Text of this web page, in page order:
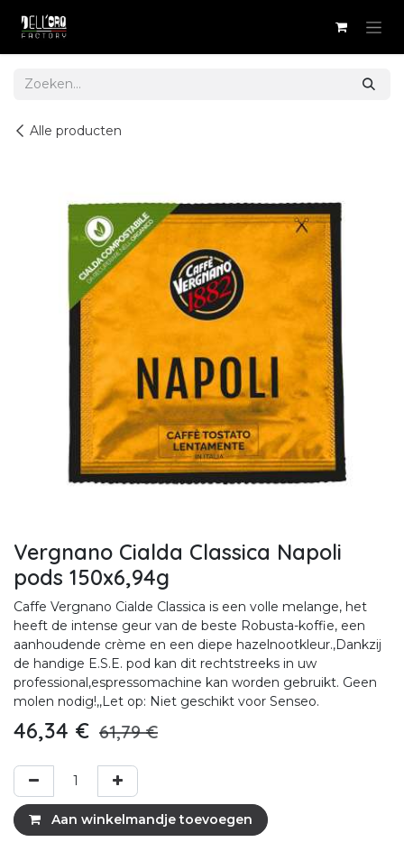
Alle producten
Vergnano Cialda Classica Napoli
pods 150x6,94g
Caffe Vergnano Cialde Classica is een volle melange, het
heeft de intense geur van de beste Robusta-koffie, een
aanhoudende crème en een diepe hazelnootkleur.,Dankzij
de handige E.S.E. pod kan dit rechtstreeks in uw
professional,espressomachine kan worden gebruikt. Geen
molen nodig!,,Let op: Niet geschikt voor Senseo.
46,34 € 61,79€
Aan winkelmandje toevoegen